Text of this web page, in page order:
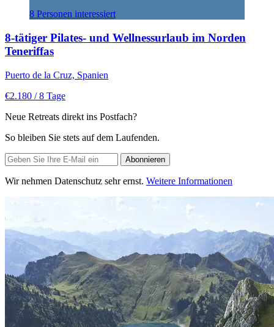
8 Personen interessiert
8-tätiger Pilates- und Wellnessurlaub im Norden
Teneriffas
Puerto de la Cruz, Spanien
€2.180 / 8 Tage
Neue Retreats direkt ins Postfach?
So bleiben Sie stets auf dem Laufenden.
Wir nehmen Datenschutz sehr ernst. Weitere Informationen